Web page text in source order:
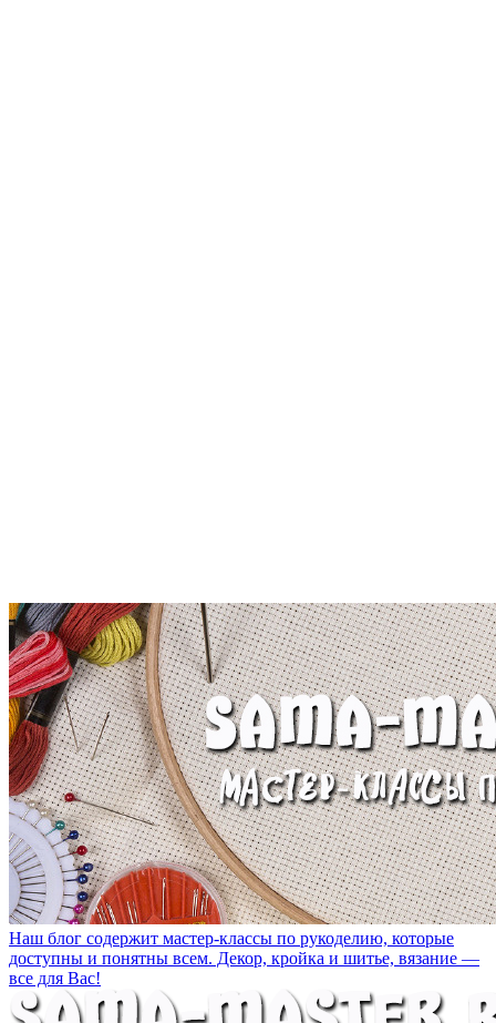
Наш блог содержит мастер-классы по рукоделию, которые
доступны и понятны всем. Декор, кройка и шитье, вязание —
все для Вас!